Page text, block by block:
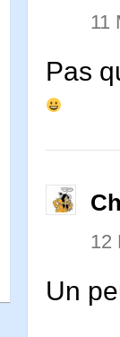
11
Pas
12
Un